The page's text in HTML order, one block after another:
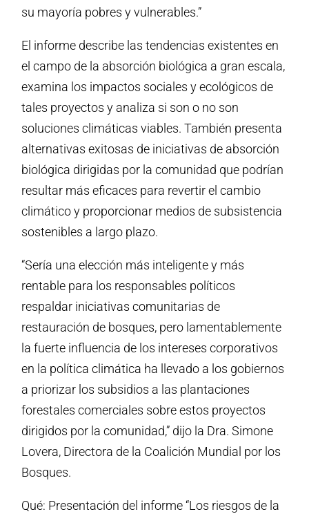
su mayoría pobres y vulnerables.”
El informe describe las tendencias existentes en
el campo de la absorción biológica a gran escala,
examina los impactos sociales y ecológicos de
tales proyectos y analiza si son o no son
soluciones climáticas viables. También presenta
alternativas exitosas de iniciativas de absorción
biológica dirigidas por la comunidad que podrían
resultar más eficaces para revertir el cambio
climático y proporcionar medios de subsistencia
sostenibles a largo plazo.
“Sería una elección más inteligente y más
rentable para los responsables políticos
respaldar iniciativas comunitarias de
restauración de bosques, pero lamentablemente
la fuerte influencia de los intereses corporativos
en la política climática ha llevado a los gobiernos
a priorizar los subsidios a las plantaciones
forestales comerciales sobre estos proyectos
dirigidos por la comunidad,” dijo la Dra. Simone
Lovera, Directora de la Coalición Mundial por los
Bosques.
Qué: Presentación del informe “Los riesgos de la